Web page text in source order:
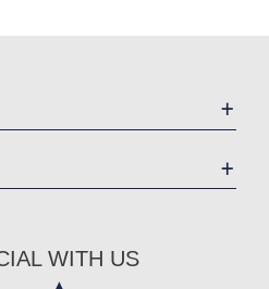
WITH US